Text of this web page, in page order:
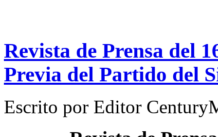
Revista de Prensa del
Previa del Partido del
Escrito por Editor